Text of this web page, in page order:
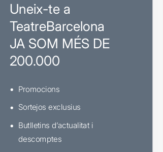
Uneix-te a
TeatreBarcelona
JA SOM MÉS DE
200.000
Promocions
Sortejos exclusius
Butlletins d’actualitat i
descomptes